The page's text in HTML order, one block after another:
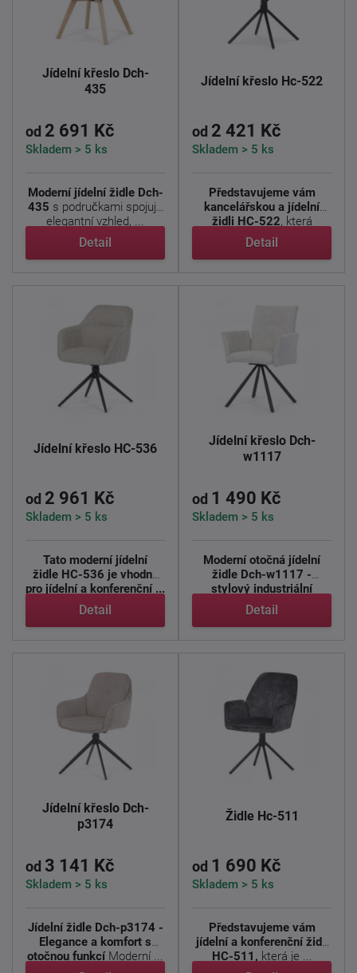
Jídelní křeslo Dch-
435
od 2 691 Kč
Skladem > 5 ks
Moderní jídelní židle Dch-
435 s područkami spojuje
elegantní vzhled, ...
Detail
Jídelní křeslo Hc-522
od 2 421 Kč
Skladem > 5 ks
Představujeme vám
kancelářskou a jídelní
židli HC-522, která
spojuje ...
Detail
Jídelní křeslo HC-536
od 2 961 Kč
Skladem > 5 ks
Tato moderní jídelní
židle HC-536 je vhodná
pro jídelní a konferenční ...
Detail
Jídelní křeslo Dch-
w1117
od 1 490 Kč
Skladem > 5 ks
Moderní otočná jídelní
židle Dch-w1117 -
stylový industriální
design ...
Detail
Jídelní křeslo Dch-
p3174
od 3 141 Kč
Skladem > 5 ks
Jídelní židle Dch-p3174 -
Elegance a komfort s
otočnou funkcí Moderní ...
Židle Hc-511
od 1 690 Kč
Skladem > 5 ks
Představujeme vám
jídelní a konferenční židli
HC-511, která je ...